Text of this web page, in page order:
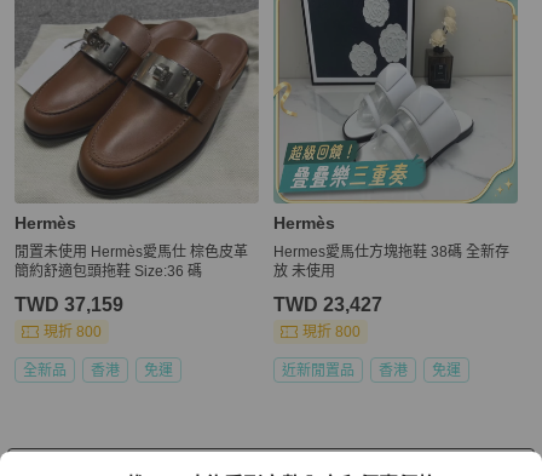
Hermès
閒置未使用 Hermès愛馬仕 棕色皮革
簡約舒適包頭拖鞋 Size:36 碼
TWD 37,159
現折 800
全新品 香港 免運
Hermès
Hermes愛馬仕方塊拖鞋 38碼 全新存
放 未使用
TWD 23,427
現折 800
近新閒置品 香港 免運